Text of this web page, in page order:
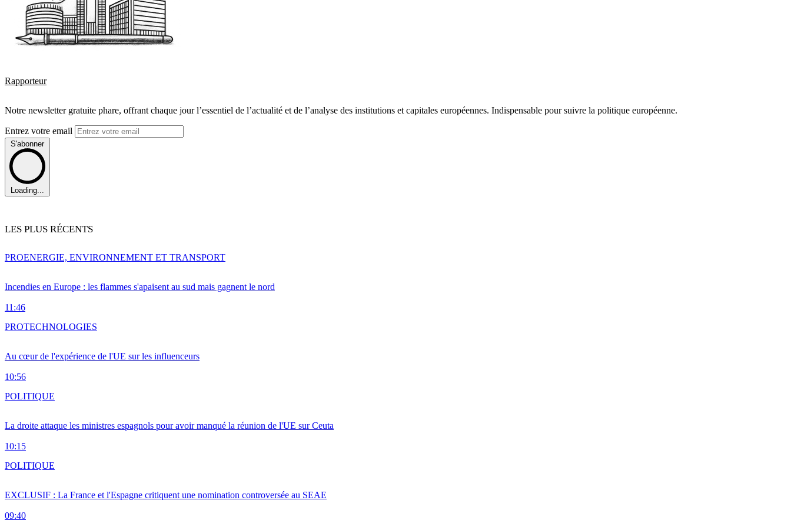
Rapporteur
Notre newsletter gratuite phare, offrant chaque jour l’essentiel de l’actualité et de l’analyse des institutions et capitales européennes. Indispensable pour suivre la politique européenne.
Entrez votre email
S'abonner
Loading...
LES PLUS RÉCENTS
Incendies en Europe : les flammes s'apaisent au sud mais gagnent le nord
11:46
PROENERGIE, ENVIRONNEMENT ET TRANSPORT
Au cœur de l'expérience de l'UE sur les influenceurs
10:56
PROTECHNOLOGIES
La droite attaque les ministres espagnols pour avoir manqué la réunion de l'UE sur Ceuta
10:15
POLITIQUE
EXCLUSIF : La France et l'Espagne critiquent une nomination controversée au SEAE
09:40
POLITIQUE